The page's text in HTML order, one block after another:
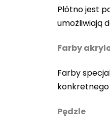
Płótno jest
umożliwiają
Farby
Farby
Pędzle